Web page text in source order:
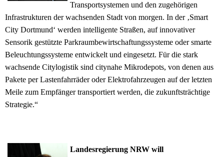
Transportsystemen und den zugehörigen
Infrastrukturen der wachsenden Stadt von morgen. In der ‚Smart
City Dortmund‘ werden intelligente Straßen, auf innovativer
Sensorik gestützte Parkraumbewirtschaftungssysteme oder smarte
Beleuchtungssysteme entwickelt und eingesetzt. Für die stark
wachsende Citylogistik sind citynahe Mikrodepots, von denen aus
Pakete per Lastenfahrräder oder Elektrofahrzeugen auf der letzten
Meile zum Empfänger transportiert werden, die zukunftsträchtige
Strategie.“
Landesregierung NRW will